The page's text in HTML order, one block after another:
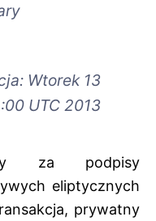
Wtorek 13
UTC 2013
za podpisy
eliptycznych
prywatny